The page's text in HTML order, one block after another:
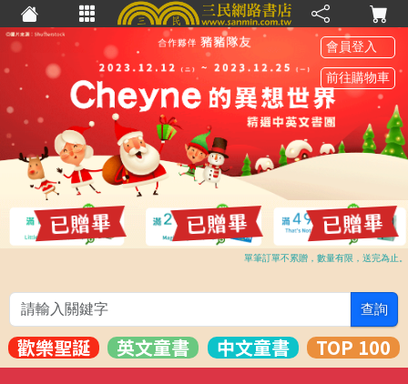
單筆訂單不累贈，數量有限，送完為止。
查詢
會員登入
前往購物車
歡樂聖誕 英文童書 中文童書 TOP 100